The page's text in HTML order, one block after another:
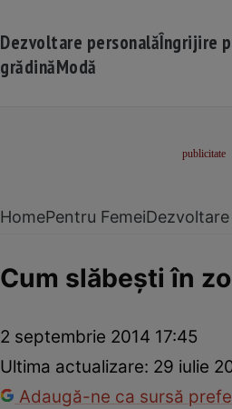
Dezvoltare personalăÎngrijire
grădinăModă
HomePentru Femei
Cum slăbeşti în
2 septembrie 2014 17:45
Ultima actualizare: 29 iulie
Adaugă-ne ca sursă